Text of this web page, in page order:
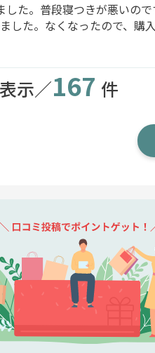
した。普段寝つきが悪いの
した。なくなったので、購
示／167 件